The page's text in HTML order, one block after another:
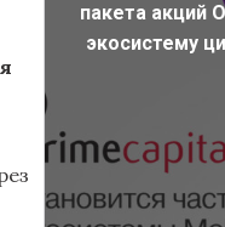
пакета акций
экосистему